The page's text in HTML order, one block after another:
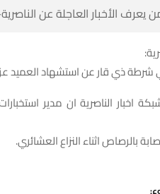
الأخبار العاجلة عن
ذي قار عن استشهاد العميد
اخبار الناصرية ان مدير
بالرصاص اثناء النزاع العشائري.